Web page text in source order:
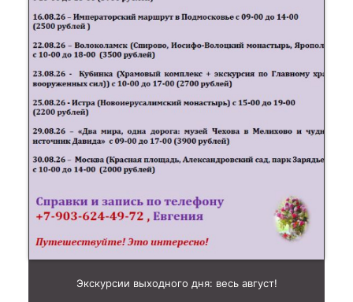
Экскурсии выходного дня: весь август!